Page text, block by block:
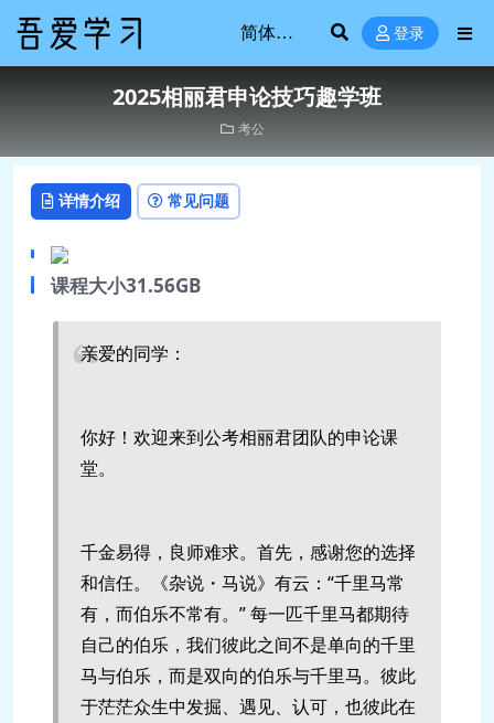
登录
2025相丽君申论技巧趣学班
考公
详情介绍 常见问题
课程大小31.56GB
亲爱的同学：
你好！欢迎来到公考相丽君团队的申论课
堂。
千金易得，良师难求。首先，感谢您的选择
和信任。《杂说・马说》有云：“千里马常
有，而伯乐不常有。” 每一匹千里马都期待
自己的伯乐，我们彼此之间不是单向的千里
马与伯乐，而是双向的伯乐与千里马。彼此
于茫茫众生中发掘、遇见、认可，也彼此在